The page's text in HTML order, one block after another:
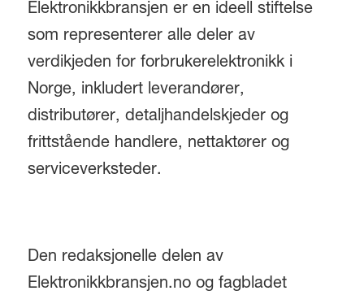
Elektronikkbransjen er en ideell stiftelse
som representerer alle deler av
verdikjeden for forbrukerelektronikk i
Norge, inkludert leverandører,
distributører, detaljhandelskjeder og
frittstående handlere, nettaktører og
serviceverksteder.
Den redaksjonelle delen av
Elektronikkbransjen.no og fagbladet